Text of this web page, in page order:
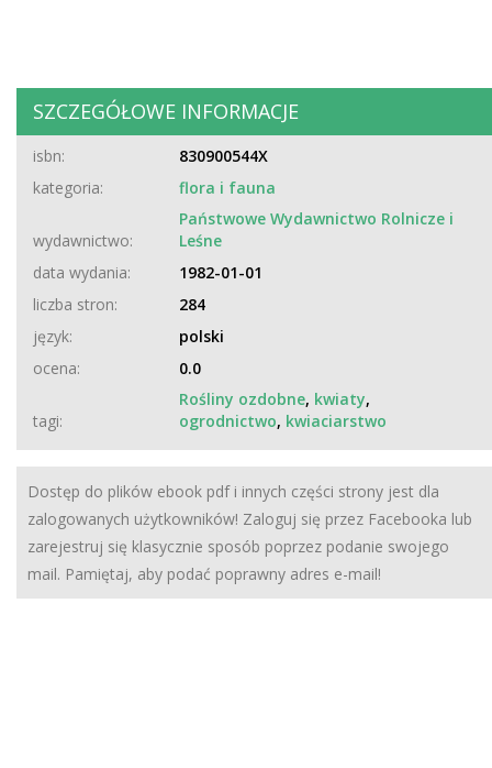
SZCZEGÓŁOWE INFORMACJE
isbn:
830900544X
kategoria:
flora i fauna
wydawnictwo:
Państwowe Wydawnictwo Rolnicze i
Leśne
data wydania:
1982-01-01
liczba stron:
284
język:
polski
ocena:
0.0
tagi:
Rośliny ozdobne, kwiaty,
ogrodnictwo, kwiaciarstwo
Dostęp do plików ebook pdf i innych części strony jest dla
zalogowanych użytkowników! Zaloguj się przez Facebooka lub
zarejestruj się klasycznie sposób poprzez podanie swojego
mail. Pamiętaj, aby podać poprawny adres e-mail!